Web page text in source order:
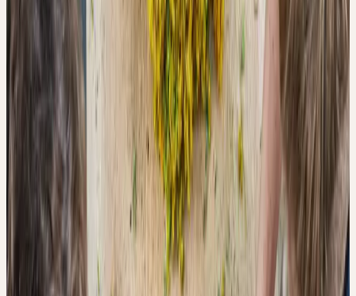
Studie des Ceres-Forschungsteams hat sich genau damit
beschäftigt — und zeigt, dass Minuten über die Qualität einer
homöopathischen Urtinktur entscheiden können.
WAS UNTERSUCHT WURDE
Das Forschungsteam um Didier Barmaverain, Samuel Hasler,
Christoph Kalbermatten, Matthias Plath und Roger Kalbermatten
untersuchte vier Heilpflanzen, die in der Herstellung von
Urtinkturen eingesetzt werden: Echinacea purpurea (Sonnenhut),
Mentha piperita (Pfefferminze), Ginkgo biloba und Hypericum
perforatum (Johanniskraut).
Für den Versuchsaufbau wurden frisch geerntete Pflanzen unter